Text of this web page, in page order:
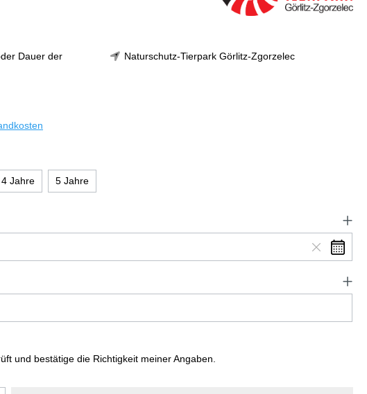
Dauer der
Naturschutz-Tierpark Görlitz-Zgorzelec
4 Jahre 5 Jahre
und bestätige die Richtigkeit meiner Angaben.